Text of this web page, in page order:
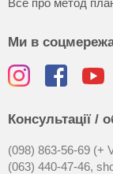
Все про метод
Ми в
Консультації /
(098) 863-56-69 (+
(063) 440-47-46,